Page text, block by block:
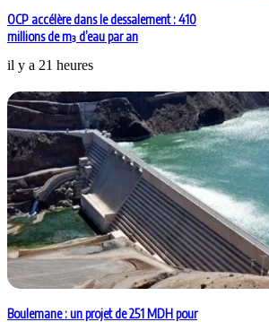
OCP accélère dans le dessalement : 410
millions de m³ d’eau par an
il y a 21 heures
Boulemane : un projet de 251 MDH pour